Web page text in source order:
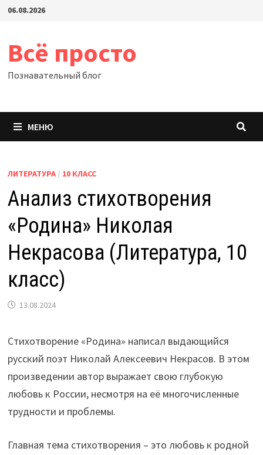
Перейти
06.08.2026
Всё просто
Познавательный блог
МЕНЮ
ЛИТЕРАТУРА/ 10 КЛАСС
Анализ стихотворения
«Родина» Николая
Некрасова (Литература, 10
класс)
13.08.2024
Стихотворение «Родина» написал выдающийся
русский поэт Николай Алексеевич Некрасов. В этом
произведении автор выражает свою глубокую
любовь к России, несмотря на её многочисленные
трудности и проблемы.
Главная тема стихотворения – это любовь к родной